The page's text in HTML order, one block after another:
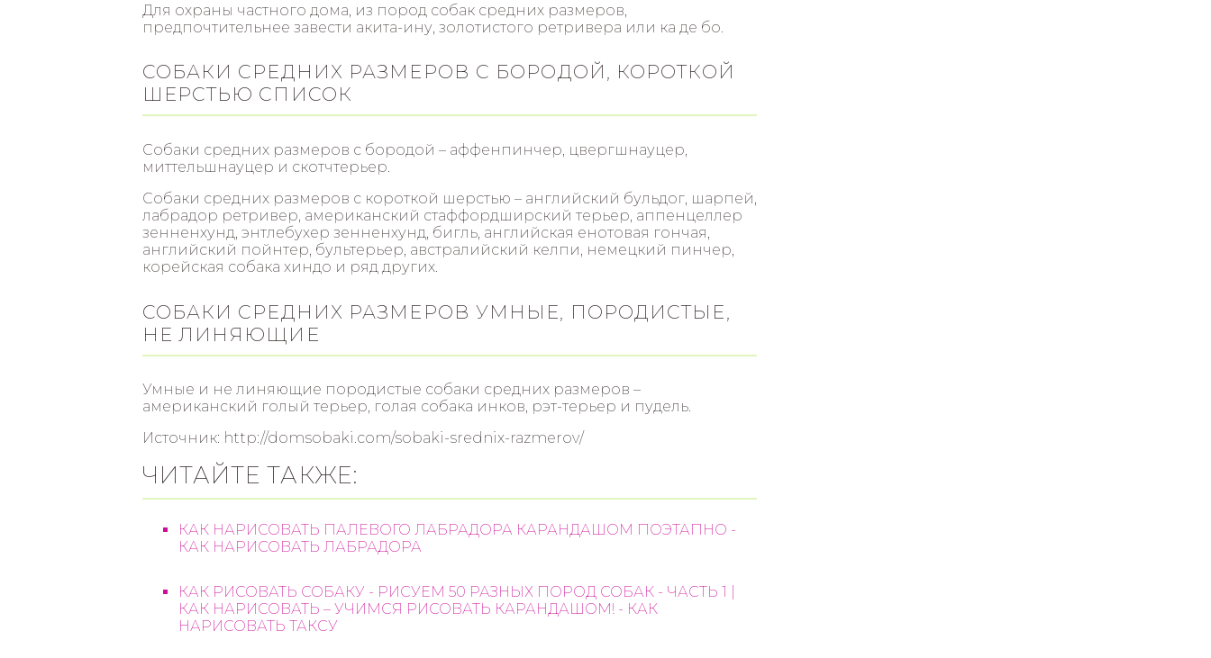
Для охраны частного дома, из пород собак средних размеров,
предпочтительнее завести акита-ину, золотистого ретривера или ка де бо.
СОБАКИ СРЕДНИХ РАЗМЕРОВ С БОРОДОЙ, КОРОТКОЙ
ШЕРСТЬЮ СПИСОК
Собаки средних размеров с бородой – аффенпинчер, цвергшнауцер,
миттельшнауцер и скотчтерьер.
Собаки средних размеров с короткой шерстью – английский бульдог, шарпей,
лабрадор ретривер, американский стаффордширский терьер, аппенцеллер
зенненхунд, энтлебухер зенненхунд, бигль, английская енотовая гончая,
английский пойнтер, бультерьер, австралийский келпи, немецкий пинчер,
корейская собака хиндо и ряд других.
СОБАКИ СРЕДНИХ РАЗМЕРОВ УМНЫЕ, ПОРОДИСТЫЕ,
НЕ ЛИНЯЮЩИЕ
Умные и не линяющие породистые собаки средних размеров –
американский голый терьер, голая собака инков, рэт-терьер и пудель.
Источник: http://domsobaki.com/sobaki-srednix-razmerov/
ЧИТАЙТЕ ТАКЖЕ:
КАК НАРИСОВАТЬ ПАЛЕВОГО ЛАБРАДОРА КАРАНДАШОМ ПОЭТАПНО -
КАК НАРИСОВАТЬ ЛАБРАДОРА
КАК РИСОВАТЬ СОБАКУ - РИСУЕМ 50 РАЗНЫХ ПОРОД СОБАК - ЧАСТЬ 1 |
КАК НАРИСОВАТЬ – УЧИМСЯ РИСОВАТЬ КАРАНДАШОМ! - КАК
НАРИСОВАТЬ ТАКСУ